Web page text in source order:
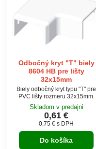
Odbočný kryt "T" biely
8604 HB pre lišty
32x15mm
Biely odbočný kryt typu "T" pre
PVC lišty rozmeru 32x15mm.
Skladom v predajni
0,61 €
0,75 € s DPH
Do košíka